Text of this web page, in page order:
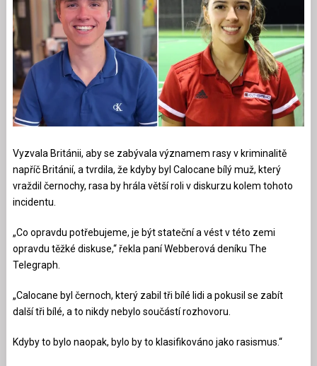
Vyzvala Británii, aby se zabývala významem rasy v kriminalitě
napříč Británií, a tvrdila, že kdyby byl Calocane bílý muž, který
vraždil černochy, rasa by hrála větší roli v diskurzu kolem tohoto
incidentu.
„Co opravdu potřebujeme, je být stateční a vést v této zemi
opravdu těžké diskuse,“ řekla paní Webberová deníku The
Telegraph.
„Calocane byl černoch, který zabil tři bílé lidi a pokusil se zabít
další tři bílé, a to nikdy nebylo součástí rozhovoru.
Kdyby to bylo naopak, bylo by to klasifikováno jako rasismus.“